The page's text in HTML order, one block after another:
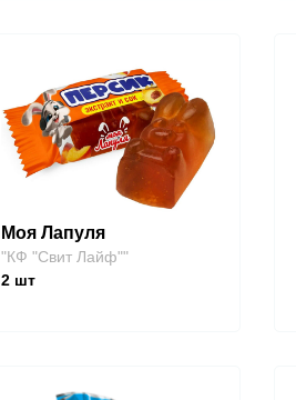
Моя Лапуля
"КФ "Свит Лайф""
2шт